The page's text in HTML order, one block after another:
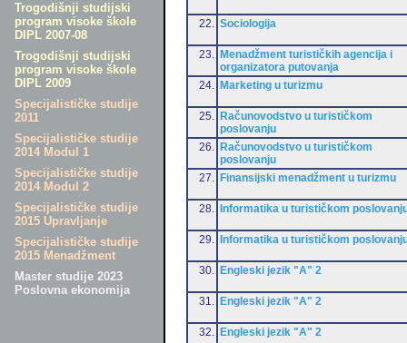
Trogodišnji studijski
program visoke škole
DIPL 2007-08
Trogodišnji studijski
program visoke škole
DIPL 2009
Specijalističke studije
2011
Specijalističke studije
2014 Modul 1
Specijalističke studije
2014 Modul 2
Specijalističke studije
2015 Upravljanje
Specijalističke studije
2015 Menadžment
Master studije 2023
Poslovna ekonomija
22. Sociologija
23.
Menadžment turističkih agencija i
organizatora putovanja
24.
Marketing u turizmu
25.
Računovodstvo u turističkom
poslovanju
26.
Računovodstvo u turističkom
poslovanju
27.
Finansijski menadžment u turizmu
28. Informatika u turističkom
29. Informatika u turističkom
30. Engleski jezik "A" 2
31. Engleski jezik "A" 2
32. Engleski jezik "A" 2